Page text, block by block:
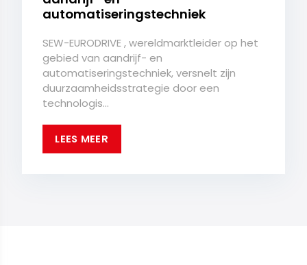
automatiseringstechniek
SEW-EURODRIVE , wereldmarktleider op het
gebied van aandrijf- en
automatiseringstechniek, versnelt zijn
duurzaamheidsstrategie door een
technologis...
LEES MEER